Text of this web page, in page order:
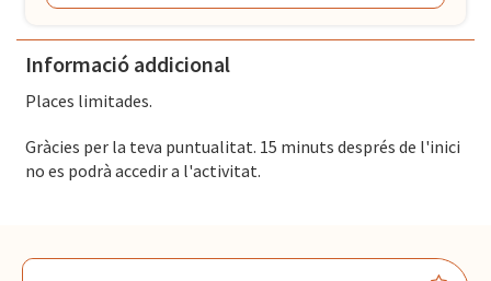
Informació addicional
Places limitades.
Gràcies per la teva puntualitat. 15 minuts després de l'inici
no es podrà accedir a l'activitat.